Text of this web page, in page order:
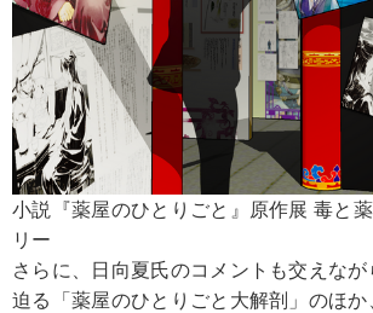
小説『薬屋のひとりごと』原作展 毒と
リー
さらに、日向夏氏のコメントも交えな
迫る「薬屋のひとりごと大解剖」のほ